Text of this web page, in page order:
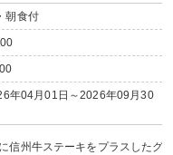
朝食付
年04月01日～2026年09月30
信州牛ステーキをプラスしたグ